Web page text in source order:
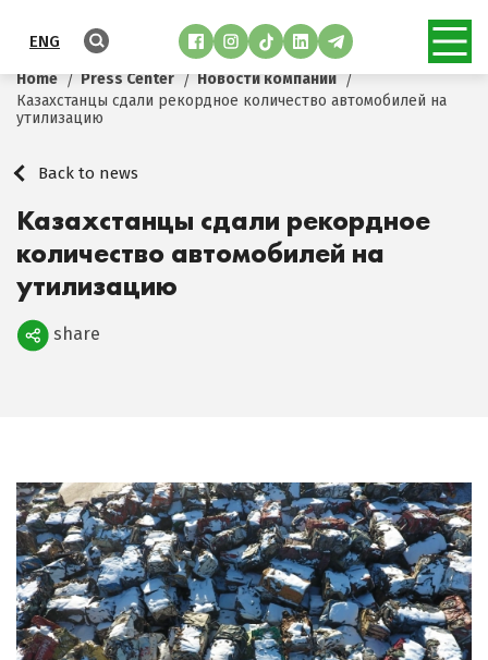
ENG
Home Press Center
Новости компании
Казахстанцы сдали рекордное количество автомобилей на
утилизацию
Back to news
Казахстанцы сдали рекордное
количество автомобилей на
утилизацию
Поделиться
share